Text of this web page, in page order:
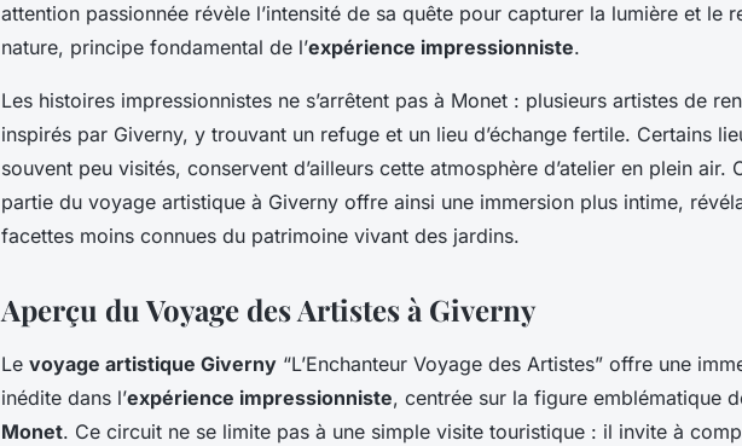
attention passionnée révèle l’intensité de sa quête pour capturer la lumière et le
nature, principe fondamental de l’expérience impressionniste.
Les histoires impressionnistes ne s’arrêtent pas à Monet : plusieurs artistes de
inspirés par Giverny, y trouvant un refuge et un lieu d’échange fertile. Certains
souvent peu visités, conservent d’ailleurs cette atmosphère d’atelier en plein air.
partie du voyage artistique à Giverny offre ainsi une immersion plus intime,
facettes moins connues du patrimoine vivant des jardins.
Aperçu du Voyage des Artistes à Giverny
Le voyage artistique Giverny “L’Enchanteur Voyage des Artistes” offre une
inédite dans l’expérience impressionniste, centrée sur la figure emblématique
Monet. Ce circuit ne se limite pas à une simple visite touristique : il invite à